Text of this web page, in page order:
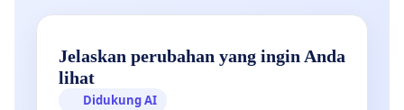
Jelaskan perubahan yang ingin Anda
lihat
Didukung AI